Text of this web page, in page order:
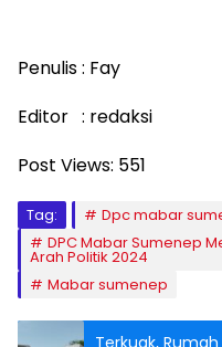
Penulis : Fay
Editor : redaksi
Post Views: 551
Tag:
Dpc mabar
DPC Mabar Sumenep
Arah Politik 2024
Mabar sumenep
Terkuak,